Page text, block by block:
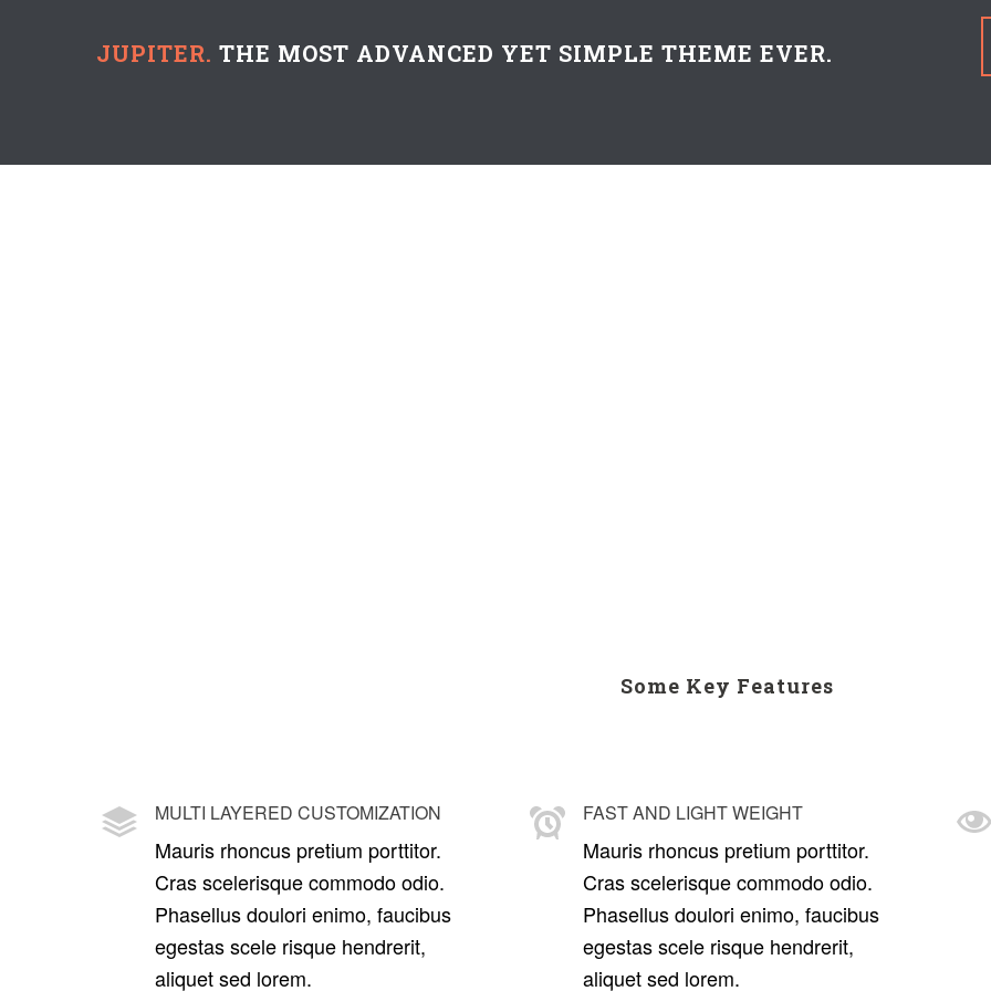
JUPITER. THE MOST ADVANCED YET SIMPLE THEME EVER.
Some Key Features
MULTI LAYERED CUSTOMIZATION
Mauris rhoncus pretium porttitor.
Cras scelerisque commodo odio.
Phasellus doulori enimo, faucibus
egestas scele risque hendrerit,
aliquet sed lorem.
FAST AND LIGHT WEIGHT
Mauris rhoncus pretium porttitor.
Cras scelerisque commodo odio.
Phasellus doulori enimo, faucibus
egestas scele risque hendrerit,
aliquet sed lorem.